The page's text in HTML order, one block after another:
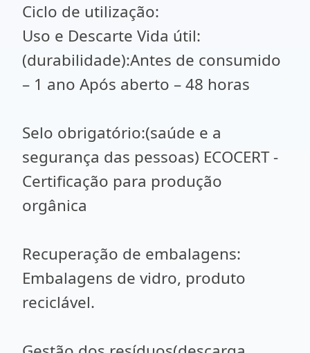
Ciclo de utilização:
Uso e Descarte Vida útil:
(durabilidade):Antes de consumido
– 1 ano Após aberto – 48 horas
Selo obrigatório:(saúde e a
segurança das pessoas) ECOCERT -
Certificação para produção
orgânica
Recuperação de embalagens:
Embalagens de vidro, produto
reciclável.